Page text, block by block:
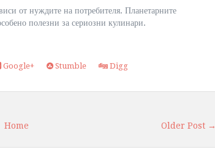
от нуждите на потребителя. Планетарните
полезни за сериозни кулинари.
Google+ Stumble Digg
Older Post →
Home